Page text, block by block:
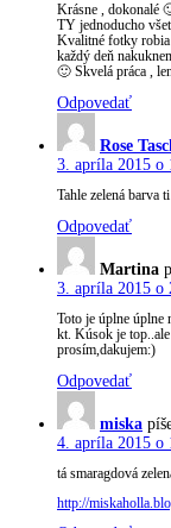
Krásne , dokonalé
TY jednoducho
Kvalitné fotky robia
každý deň
🙂 Skvelá práca ,
Odpovedať
Rose
3. apríla 2015 o
Tahle zelená barva
Odpovedať
Martina
3. apríla 2015 o
Toto je úplne úplne
kt. Kúsok je
prosím,dakujem:)
Odpovedať
miska
4. apríla 2015 o
tá smaragdová
http://